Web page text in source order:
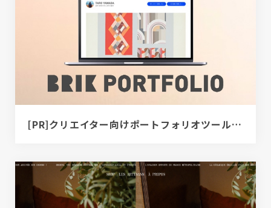
[PR]クリエイター向けポートフォリオツール｜BRIK PORTFOLIO